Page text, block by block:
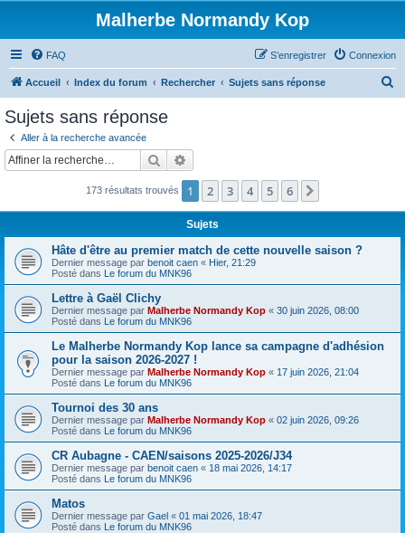
Malherbe Normandy Kop
FAQ Connexion
S’enregistrer
Accueil Index du forum Rechercher Sujets sans réponse
c
Sujets sans réponse
Aller à la recherche avancée
Rechercher
173 résultats trouvés 1 2 3 4 5 6
Sujets
Hâte d'être au premier match de cette nouvelle saison ?
Dernier message par benoit caen « Hier, 21:29
Posté dans Le forum du MNK96
Lettre à Gaël Clichy
Dernier message par Malherbe Normandy Kop « 30 juin 2026, 08:00
Posté dans Le forum du MNK96
Le Malherbe Normandy Kop lance sa campagne d'adhésion
pour la saison 2026-2027 !
Dernier message par Malherbe Normandy Kop « 17 juin 2026, 21:04
Posté dans Le forum du MNK96
Tournoi des 30 ans
Dernier message par Malherbe Normandy Kop « 02 juin 2026, 09:26
Posté dans Le forum du MNK96
CR Aubagne - CAEN/saisons 2025-2026/J34
Dernier message par benoit caen « 18 mai 2026, 14:17
Posté dans Le forum du MNK96
Matos
Dernier message par Gael « 01 mai 2026, 18:47
Posté dans Le forum du MNK96